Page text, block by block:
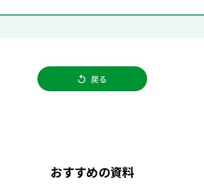
戻る
おすすめの資料